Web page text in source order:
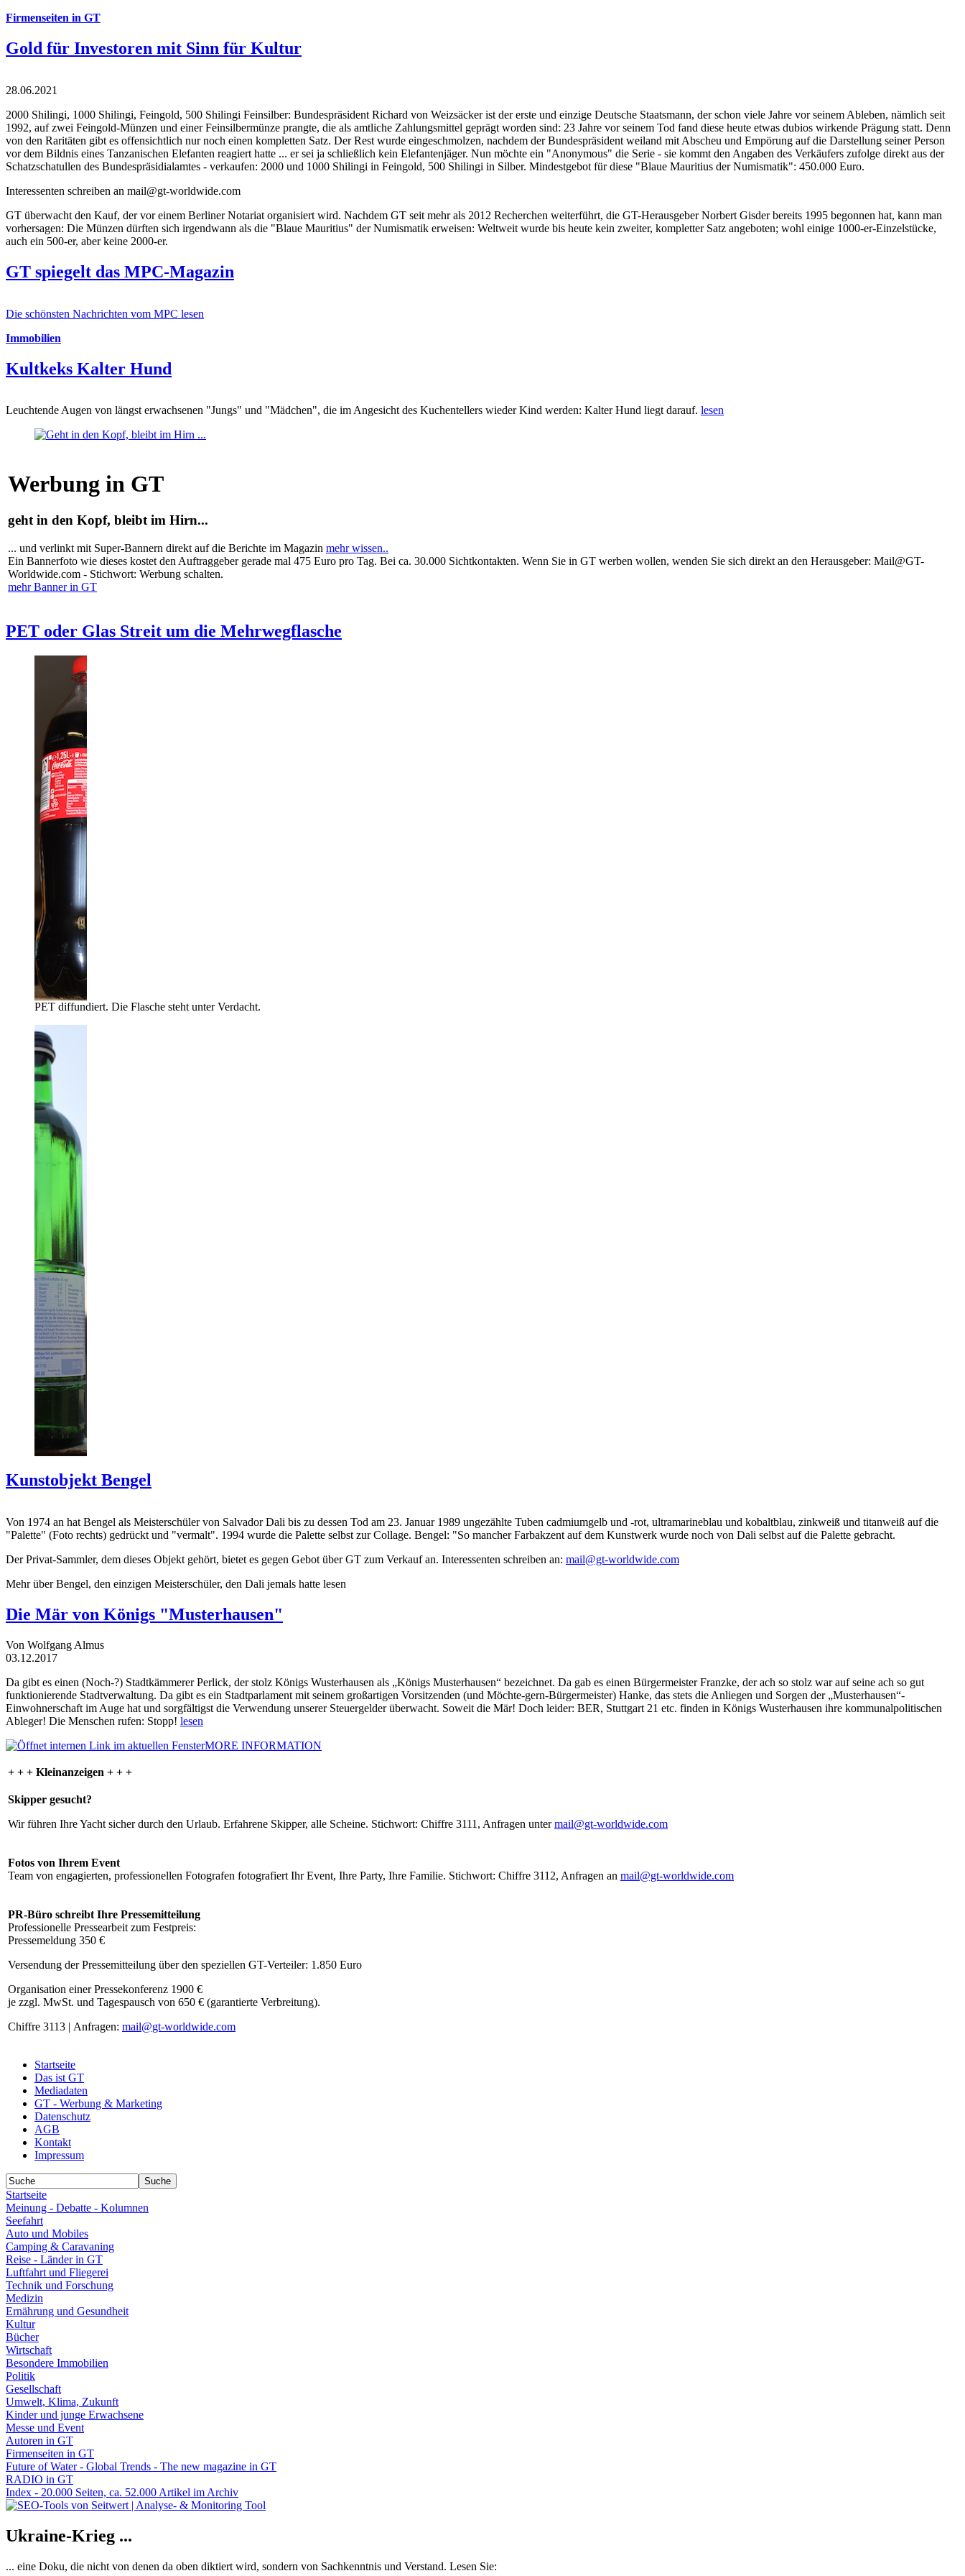
Firmenseiten in GT
Gold für Investoren mit Sinn für Kultur
28.06.2021
2000 Shilingi, 1000 Shilingi, Feingold, 500 Shilingi Feinsilber: Bundespräsident Richard von Weizsäcker ist der erste und einzige Deutsche Staatsmann, der schon viele Jahre vor seinem Ableben, nämlich seit
1992, auf zwei Feingold-Münzen und einer Feinsilbermünze prangte, die als amtliche Zahlungsmittel geprägt worden sind: 23 Jahre vor seinem Tod fand diese heute etwas dubios wirkende Prägung statt. Denn
von den Raritäten gibt es offensichtlich nur noch einen kompletten Satz. Der Rest wurde eingeschmolzen, nachdem der Bundespräsident weiland mit Abscheu und Empörung auf die Darstellung seiner Person
vor dem Bildnis eines Tanzanischen Elefanten reagiert hatte ... er sei ja schließlich kein Elefantenjäger. Nun möchte ein "Anonymous" die Serie - sie kommt den Angaben des Verkäufers zufolge direkt aus der
Schatzschatullen des Bundespräsidialamtes - verkaufen: 2000 und 1000 Shilingi in Feingold, 500 Shilingi in Silber. Mindestgebot für diese "Blaue Mauritius der Numismatik": 450.000 Euro.
Interessenten schreiben an mail@gt-worldwide.com
GT überwacht den Kauf, der vor einem Berliner Notariat organisiert wird. Nachdem GT seit mehr als 2012 Recherchen weiterführt, die GT-Herausgeber Norbert Gisder bereits 1995 begonnen hat, kann man
vorhersagen: Die Münzen dürften sich irgendwann als die "Blaue Mauritius" der Numismatik erweisen: Weltweit wurde bis heute kein zweiter, kompletter Satz angeboten; wohl einige 1000-er-Einzelstücke,
auch ein 500-er, aber keine 2000-er.
GT spiegelt das MPC-Magazin
Die schönsten Nachrichten vom MPC lesen
Immobilien
Kultkeks Kalter Hund
Leuchtende Augen von längst erwachsenen "Jungs" und "Mädchen", die im Angesicht des Kuchentellers wieder Kind werden: Kalter Hund liegt darauf. lesen
Werbung in GT
geht in den Kopf, bleibt im Hirn...
... und verlinkt mit Super-Bannern direkt auf die Berichte im Magazin mehr wissen..
Ein Bannerfoto wie dieses kostet den Auftraggeber gerade mal 475 Euro pro Tag. Bei ca. 30.000 Sichtkontakten. Wenn Sie in GT werben wollen, wenden Sie sich direkt an den Herausgeber: Mail@GT-
Worldwide.com - Stichwort: Werbung schalten.
mehr Banner in GT
PET oder Glas Streit um die Mehrwegflasche
PET diffundiert. Die Flasche steht unter Verdacht.
Kunstobjekt Bengel
Von 1974 an hat Bengel als Meisterschüler von Salvador Dali bis zu dessen Tod am 23. Januar 1989 ungezählte Tuben cadmiumgelb und -rot, ultramarineblau und kobaltblau, zinkweiß und titanweiß auf die
"Palette" (Foto rechts) gedrückt und "vermalt". 1994 wurde die Palette selbst zur Collage. Bengel: "So mancher Farbakzent auf dem Kunstwerk wurde noch von Dali selbst auf die Palette gebracht.
Der Privat-Sammler, dem dieses Objekt gehört, bietet es gegen Gebot über GT zum Verkauf an. Interessenten schreiben an: mail@gt-worldwide.com
Mehr über Bengel, den einzigen Meisterschüler, den Dali jemals hatte lesen
Die Mär von Königs "Musterhausen"
Von Wolfgang Almus
03.12.2017
Da gibt es einen (Noch-?) Stadtkämmerer Perlick, der stolz Königs Wusterhausen als „Königs Musterhausen“ bezeichnet. Da gab es einen Bürgermeister Franzke, der ach so stolz war auf seine ach so gut
funktionierende Stadtverwaltung. Da gibt es ein Stadtparlament mit seinem großartigen Vorsitzenden (und Möchte-gern-Bürgermeister) Hanke, das stets die Anliegen und Sorgen der „Musterhausen“-
Einwohnerschaft im Auge hat und sorgfältigst die Verwendung unserer Steuergelder überwacht. Soweit die Mär! Doch leider: BER, Stuttgart 21 etc. finden in Königs Wusterhausen ihre kommunalpolitischen
Ableger! Die Menschen rufen: Stopp! lesen
MORE INFORMATION
+ + + Kleinanzeigen + + +
Skipper gesucht?
Wir führen Ihre Yacht sicher durch den Urlaub. Erfahrene Skipper, alle Scheine. Stichwort: Chiffre 3111, Anfragen untermail@gt-worldwide.com
Fotos von Ihrem Event
Team von engagierten, professionellen Fotografen fotografiert Ihr Event, Ihre Party, Ihre Familie. Stichwort: Chiffre 3112, Anfragen an mail@gt-worldwide.com
PR-Büro schreibt Ihre Pressemitteilung
Professionelle Pressearbeit zum Festpreis:
Pressemeldung 350 €
Versendung der Pressemitteilung über den speziellen GT-Verteiler: 1.850 Euro
Organisation einer Pressekonferenz 1900 €
je zzgl. MwSt. und Tagespausch von 650 € (garantierte Verbreitung).
Chiffre 3113 | Anfragen: mail@gt-worldwide.com
Startseite
Das ist GT
Mediadaten
GT - Werbung & Marketing
Datenschutz
AGB
Kontakt
Impressum
Startseite
Meinung - Debatte - Kolumnen
Seefahrt
Auto und Mobiles
Camping & Caravaning
Reise - Länder in GT
Luftfahrt und Fliegerei
Technik und Forschung
Medizin
Ernährung und Gesundheit
Kultur
Bücher
Wirtschaft
Besondere Immobilien
Politik
Gesellschaft
Umwelt, Klima, Zukunft
Kinder und junge Erwachsene
Messe und Event
Autoren in GT
Firmenseiten in GT
Future of Water - Global Trends - The new magazine in GT
RADIO in GT
Index - 20.000 Seiten, ca. 52.000 Artikel im Archiv
Ukraine-Krieg ...
... eine Doku, die nicht von denen da oben diktiert wird, sondern von Sachkenntnis und Verstand. Lesen Sie: